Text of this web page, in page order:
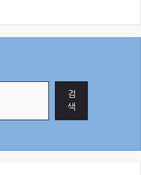
검
색